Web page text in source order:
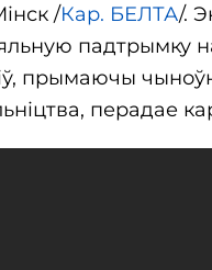
/Кар. БЕЛТА/.
падтрымку
прымаючы
перадае